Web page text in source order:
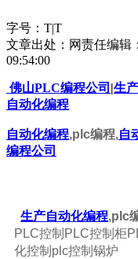
字号： TT
文章出处： 网责任编辑：
09:54:00
佛山PLC编程公司 生
自动化编程
自动化编程,plc编程,自
编程公司
生产自动化编程,plc
PLC控制PLC控制柜
化控制plc控制锅炉